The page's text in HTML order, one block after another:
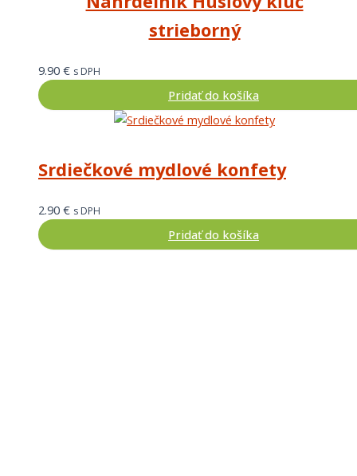
strieborný
9.90 € s DPH
Pridať do košíka
Srdiečkové mydlové konfety
2.90 € s DPH
Pridať do košíka